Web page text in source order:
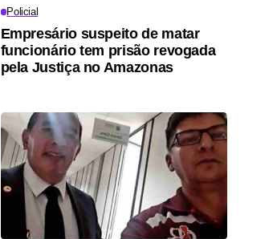
Policial
Empresário suspeito de matar
funcionário tem prisão revogada
pela Justiça no Amazonas